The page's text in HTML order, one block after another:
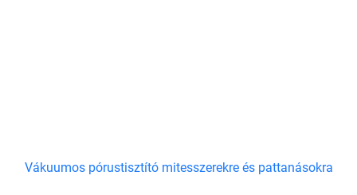
Vákuumos pórustisztító mitesszerekre és pattanásokra